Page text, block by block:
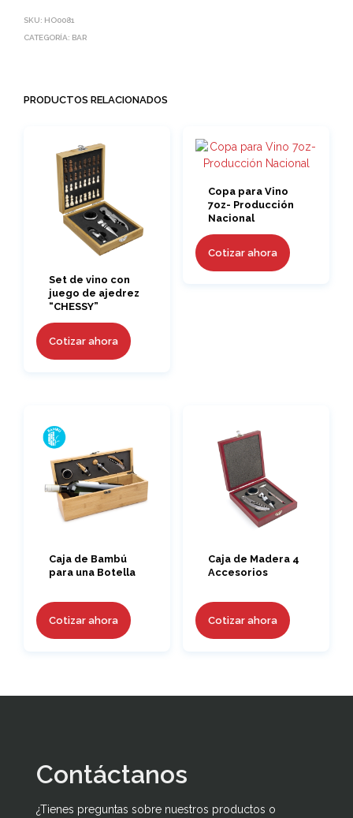
SKU: HO0081
CATEGORÍA: BAR
PRODUCTOS RELACIONADOS
Set de vino con
juego de ajedrez
“CHESSY”
Cotizar ahora
Copa para Vino
7oz- Producción
Nacional
Cotizar ahora
Caja de Bambú
para una Botella
Cotizar ahora
Caja de Madera 4
Accesorios
Cotizar ahora
Contáctanos
¿Tienes preguntas sobre nuestros productos o